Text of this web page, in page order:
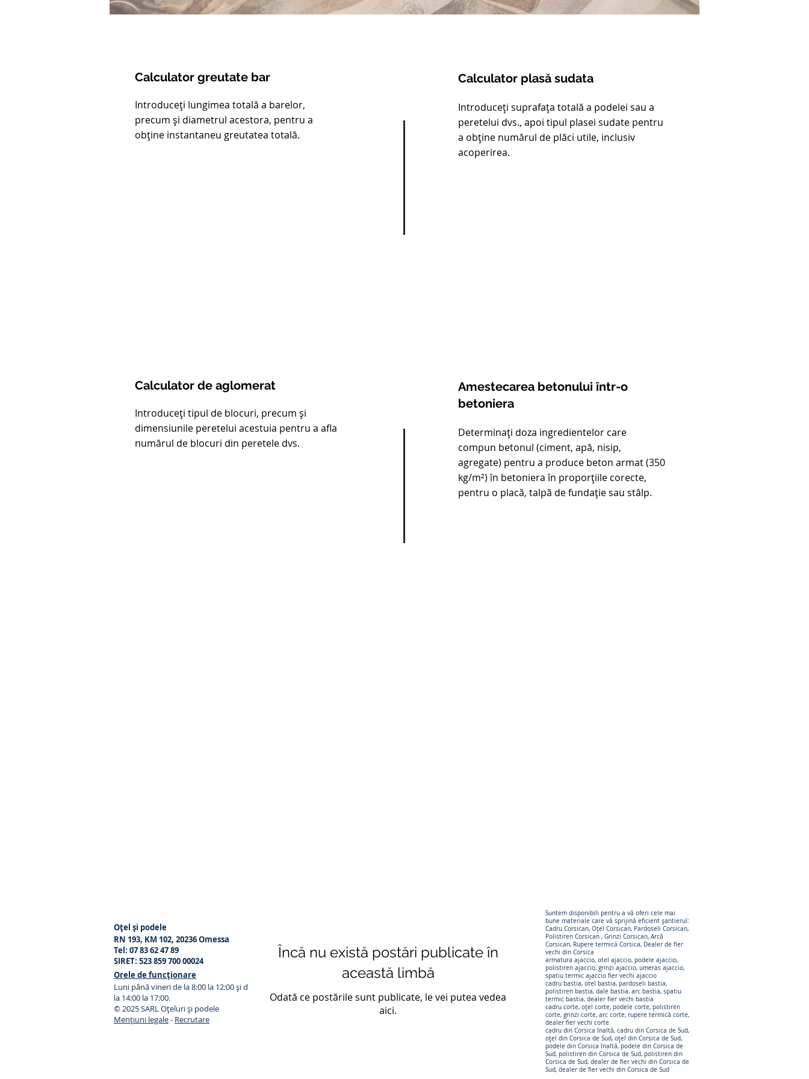
Calculator greutate bar
Introduceți lungimea totală a barelor,
precum și diametrul acestora, pentru a
obține instantaneu greutatea totală.
Calculator plasă sudata
Introduceți suprafața totală a podelei sau a
peretelui dvs., apoi tipul plasei sudate pentru
a obține numărul de plăci utile, inclusiv
acoperirea.
Calculator de aglomerat
Introduceți tipul de blocuri, precum și
dimensiunile peretelui acestuia pentru a afla
numărul de blocuri din peretele dvs.
Amestecarea betonului într-o
betoniera
Determinați doza ingredientelor care
compun betonul (ciment, apă, nisip,
agregate) pentru a produce beton armat (350
kg/m²) în betoniera în proporțiile corecte,
pentru o placă, talpă de fundație sau stâlp.
Oțel și podele
RN 193, KM 102, 20236 Omessa
Tel: 07 83 62 47 89
SIRET: 523 859 700 00024
Orele de funcționare
Luni până vineride la 8:00 la 12:00 și de
la 14:00 la 17:00.
© 2025 SARL Oțeluri și podele
Mențiuni legale- Recrutare
Încă nu există postări publicate în
această limbă
Odată ce postările sunt publicate, le vei putea vedea
aici.
Suntem disponibili pentru a vă oferi cele mai
bune materiale care vă sprijină eficient șantierul:
Cadru Corsican, Oțel Corsican, Pardoseli Corsican,
Polistiren Corsican , Grinzi Corsican, Arcă
Corsican, Rupere termică Corsica, Dealer de fier
vechi din Corsica
armatura ajaccio, otel ajaccio, podele ajaccio,
polistiren ajaccio, grinzi ajaccio, umeras ajaccio,
spatiu termic ajaccio fier vechi ajaccio
cadru bastia, otel bastia, pardoseli bastia,
polistiren bastia, dale bastia, arc bastia, spatiu
termic bastia, dealer fier vechi bastia
cadru corte, oțel corte, podele corte, polistiren
corte, grinzi corte, arc corte, rupere termică corte,
dealer fier vechi corte
cadru din Corsica înaltă, cadru din Corsica de Sud,
oțel din Corsica de Sud, oțel din Corsica de Sud,
podele din Corsica înaltă, podele din Corsica de
Sud, polistiren din Corsica de Sud, polistiren din
Corsica de Sud, dealer de fier vechi din Corsica de
Sud, dealer de fier vechi din Corsica de Sud